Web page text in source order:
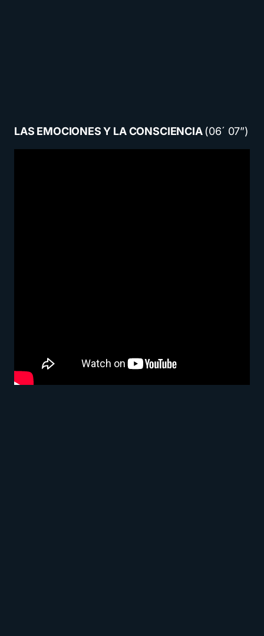
LAS EMOCIONES Y LA CONSCIENCIA (06´ 07”)